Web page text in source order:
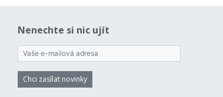
Nenechte si nic ujít
Chci zasílat novinky